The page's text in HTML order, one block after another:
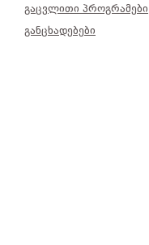
გაცვლითი პროგრამები
განცხადებები